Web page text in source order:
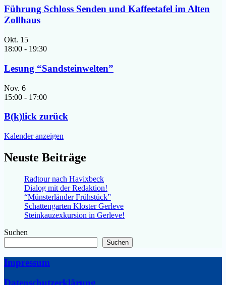
Führung Schloss Senden und Kaffeetafel im Alten
Zollhaus
Okt. 15
18:00 - 19:30
Lesung “Sandsteinwelten”
Nov. 6
15:00 - 17:00
B(k)lick zurück
Kalender anzeigen
Neuste Beiträge
Radtour nach Havixbeck
Dialog mit der Redaktion!
“Münsterländer Frühstück”
Schattengarten Kloster Gerleve
Steinkauzexkursion in Gerleve!
Suchen
Suchen
Impressum
Datenschutzerklärung